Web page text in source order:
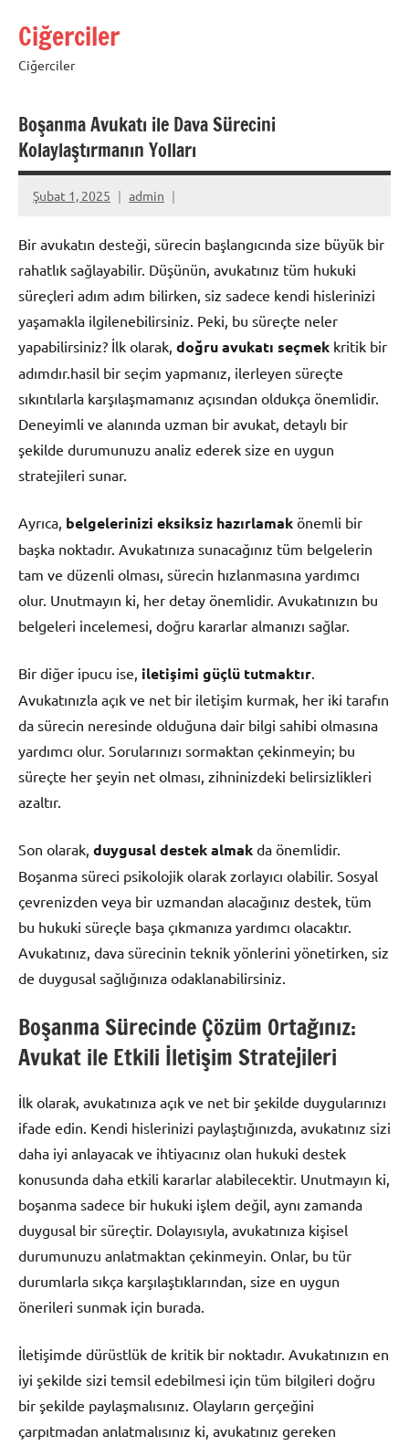
geçCiğerciler
Ciğerciler
Boşanma Avukatı ile Dava Sürecini
Kolaylaştırmanın Yolları
Şubat 1, 2025 admin
Bir avukatın desteği, sürecin başlangıcında size büyük bir
rahatlık sağlayabilir. Düşünün, avukatınız tüm hukuki
süreçleri adım adım bilirken, siz sadece kendi hislerinizi
yaşamakla ilgilenebilirsiniz. Peki, bu süreçte neler
yapabilirsiniz? İlk olarak, doğru avukatı seçmek kritik bir
adımdır.hasil bir seçim yapmanız, ilerleyen süreçte
sıkıntılarla karşılaşmamanız açısından oldukça önemlidir.
Deneyimli ve alanında uzman bir avukat, detaylı bir
şekilde durumunuzu analiz ederek size en uygun
stratejileri sunar.
Ayrıca, belgelerinizi eksiksiz hazırlamak önemli bir
başka noktadır. Avukatınıza sunacağınız tüm belgelerin
tam ve düzenli olması, sürecin hızlanmasına yardımcı
olur. Unutmayın ki, her detay önemlidir. Avukatınızın bu
belgeleri incelemesi, doğru kararlar almanızı sağlar.
Bir diğer ipucu ise, iletişimi güçlü tutmaktır.
Avukatınızla açık ve net bir iletişim kurmak, her iki tarafın
da sürecin neresinde olduğuna dair bilgi sahibi olmasına
yardımcı olur. Sorularınızı sormaktan çekinmeyin; bu
süreçte her şeyin net olması, zihninizdeki belirsizlikleri
azaltır.
Son olarak, duygusal destek almak da önemlidir.
Boşanma süreci psikolojik olarak zorlayıcı olabilir. Sosyal
çevrenizden veya bir uzmandan alacağınız destek, tüm
bu hukuki süreçle başa çıkmanıza yardımcı olacaktır.
Avukatınız, dava sürecinin teknik yönlerini yönetirken, siz
de duygusal sağlığınıza odaklanabilirsiniz.
Boşanma Sürecinde Çözüm Ortağınız:
Avukat ile Etkili İletişim Stratejileri
İlk olarak, avukatınıza açık ve net bir şekilde duygularınızı
ifade edin. Kendi hislerinizi paylaştığınızda, avukatınız sizi
daha iyi anlayacak ve ihtiyacınız olan hukuki destek
konusunda daha etkili kararlar alabilecektir. Unutmayın ki,
boşanma sadece bir hukuki işlem değil, aynı zamanda
duygusal bir süreçtir. Dolayısıyla, avukatınıza kişisel
durumunuzu anlatmaktan çekinmeyin. Onlar, bu tür
durumlarla sıkça karşılaştıklarından, size en uygun
önerileri sunmak için burada.
İletişimde dürüstlük de kritik bir noktadır. Avukatınızın en
iyi şekilde sizi temsil edebilmesi için tüm bilgileri doğru
bir şekilde paylaşmalısınız. Olayların gerçeğini
çarpıtmadan anlatmalısınız ki, avukatınız gereken